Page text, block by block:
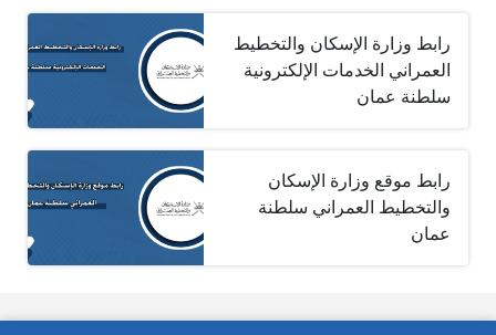
رابط وزارة الإسكان والتخطيط
العمراني الخدمات الإلكترونية
سلطنة عمان
رابط موقع وزارة الإسكان
والتخطيط العمراني سلطنة
عمان